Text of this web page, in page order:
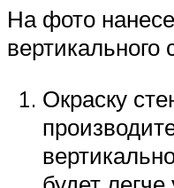
На фото
вертикального
Окраску